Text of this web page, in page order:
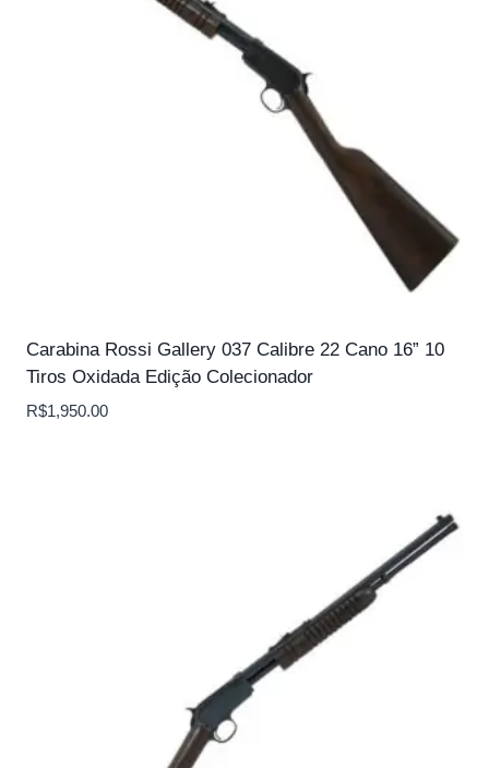
Carabina Rossi Gallery 037 Calibre 22 Cano 16” 10
Tiros Oxidada Edição Colecionador
R$1,950.00